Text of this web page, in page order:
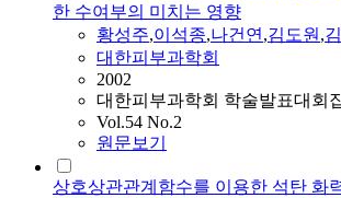
한 수여부의 미치는 영향
황성주,이석종,나건연,김도원,
대한피부과학회
2002
대한피부과학회 학술발표대회
Vol.54 No.2
원문보기
상호상관관계함수를 이용한 석탄 화